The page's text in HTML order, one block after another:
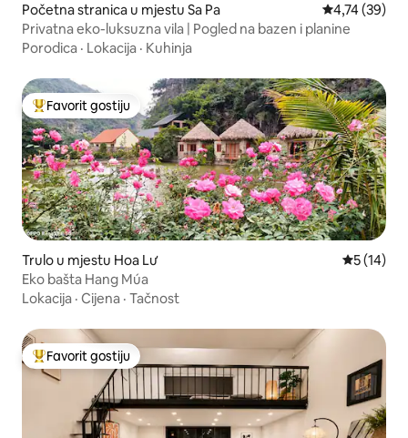
Početna stranica u mjestu Sa Pa prosječna
4,74 (39)
Privatna eko-luksuzna vila | Pogled na bazen i planine
Porodica · Lokacija · Kuhinja
Glavni favorit gostiju
Favorit gostiju
Trulo u mjestu Hoa Lư prosječna
5 (14)
Eko bašta Hang Múa
Lokacija · Cijena · Tačnost
Glavni favorit gostiju
Favorit gostiju